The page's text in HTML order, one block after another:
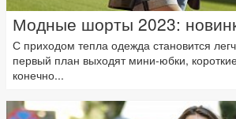
Модные шорты 2023:
С приходом тепла одежда становится
первый план выходят мини-юбки,
конечно...